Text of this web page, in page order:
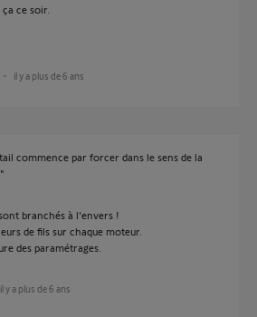
ce soir.
il y a plus de 6 ans
commence par forcer dans le sens de la
branchés à l'envers !
de fils sur chaque moteur.
des paramétrages.
il y a plus de 6 ans